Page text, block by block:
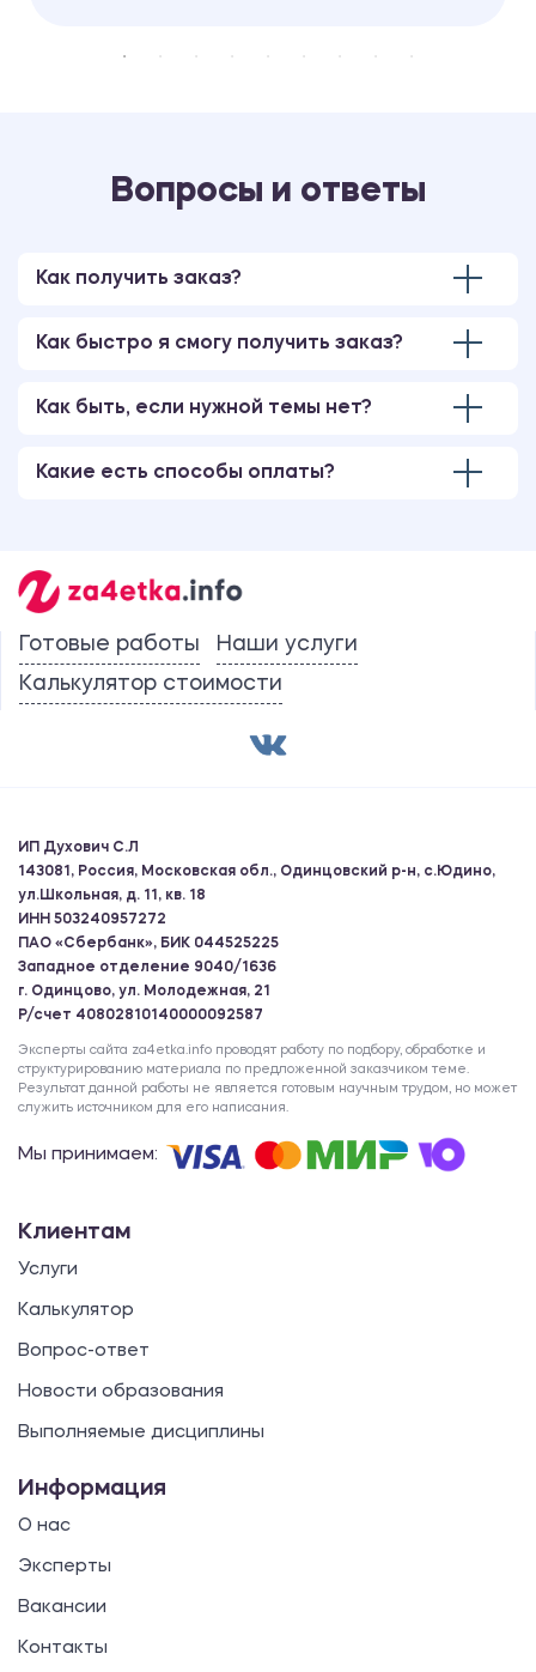
Вопросы и ответы
Как получить заказ?
Как быстро я смогу получить заказ?
Как быть, если нужной темы нет?
Какие есть способы оплаты?
Готовые работы
Наши услуги
Калькулятор стоимости
ИП Духович С.Л
143081, Россия, Московская обл., Одинцовский р-н, с.Юдино,
ул.Школьная, д. 11, кв. 18
ИНН 503240957272
ПАО «Сбербанк», БИК 044525225
Западное отделение 9040/1636
г. Одинцово, ул. Молодежная, 21
Р/счет 40802810140000092587
Эксперты сайта za4etka.info проводят работу по подбору, обработке и
структурированию материала по предложенной заказчиком теме.
Результат данной работы не является готовым научным трудом, но может
служить источником для его написания.
Мы принимаем:
Клиентам
Услуги
Калькулятор
Вопрос-ответ
Новости образования
Выполняемые дисциплины
Информация
О нас
Эксперты
Вакансии
Контакты